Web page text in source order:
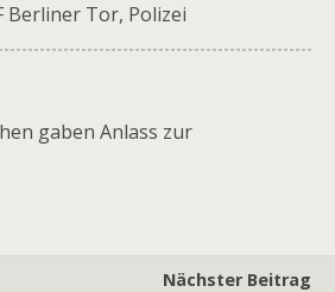
Berliner Tor, Polizei
gaben Anlass zur
Nächster Beitrag